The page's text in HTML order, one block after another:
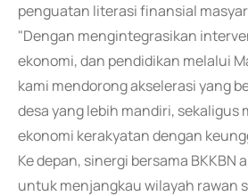
penguatan literasi finansial
"Dengan mengintegrasikan
ekonomi, dan pendidikan melalui
kami mendorong akselerasi yang
desa yang lebih mandiri, sekaligus
ekonomi kerakyatan dengan
Ke depan, sinergi bersama BKKBN
untuk menjangkau wilayah rawan